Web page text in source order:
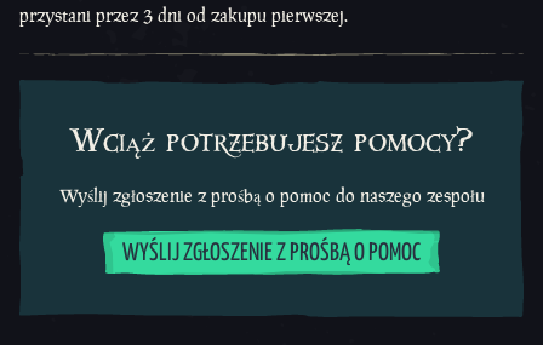
przystani przez 3 dni od zakupu pierwszej.
Wciąż potrzebujesz pomocy?
Wyślij zgłoszenie z prośbą o pomoc do naszego zespołu
WYŚLIJ ZGŁOSZENIE Z PROŚBĄ O POMOC